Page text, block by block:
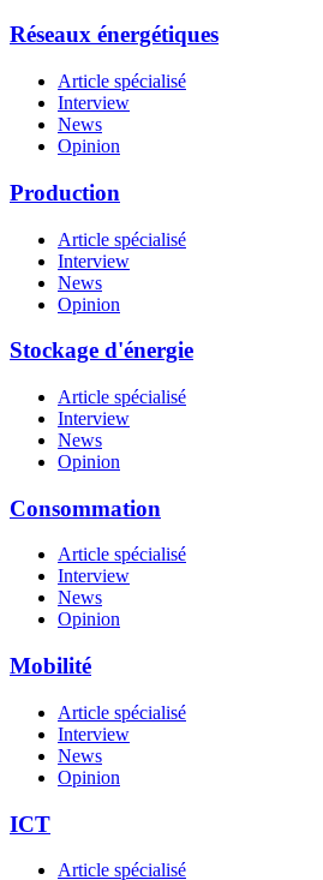
Réseaux énergétiques
Article spécialisé
Interview
News
Opinion
Production
Article spécialisé
Interview
News
Opinion
Stockage d'énergie
Article spécialisé
Interview
News
Opinion
Consommation
Article spécialisé
Interview
News
Opinion
Mobilité
Article spécialisé
Interview
News
Opinion
ICT
Article spécialisé